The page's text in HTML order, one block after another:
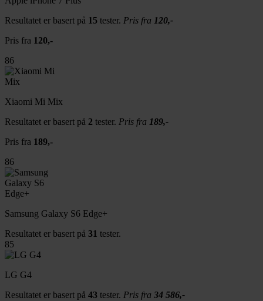
Resultatet er basert på 15 tester. Pris fra 120,-
Pris fra 120,-
86
Xiaomi Mi Mix
Resultatet er basert på 2 tester. Pris fra 189,-
Pris fra 189,-
86
Samsung Galaxy S6 Edge+
Resultatet er basert på 31 tester.
85
LG G4
Resultatet er basert på 43 tester. Pris fra 34 586,-